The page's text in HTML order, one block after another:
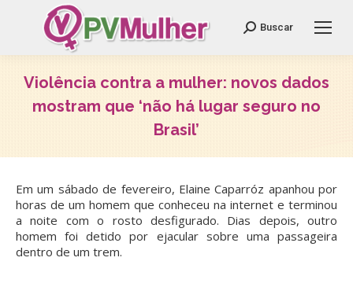
Search:
Buscar
Violência contra a mulher: novos dados
mostram que ‘não há lugar seguro no
Brasil’
Em um sábado de fevereiro, Elaine Caparróz apanhou por
horas de um homem que conheceu na internet e terminou
a noite com o rosto desfigurado. Dias depois, outro
homem foi detido por ejacular sobre uma passageira
dentro de um trem.